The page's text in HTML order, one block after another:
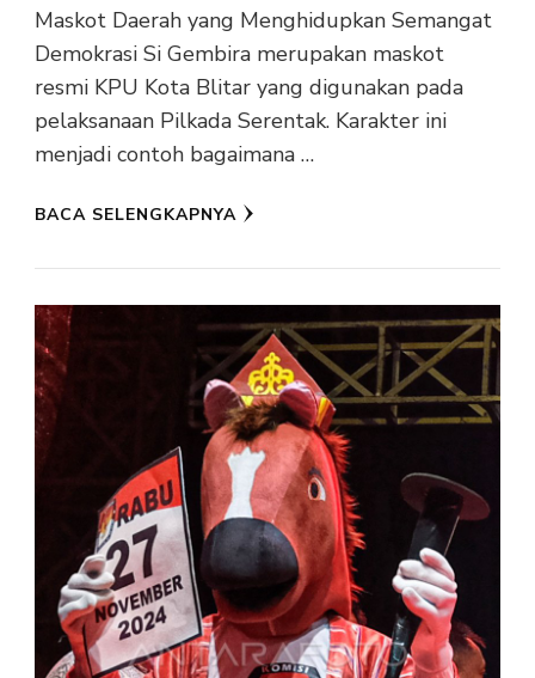
Maskot Daerah yang Menghidupkan Semangat
Demokrasi Si Gembira merupakan maskot
resmi KPU Kota Blitar yang digunakan pada
pelaksanaan Pilkada Serentak. Karakter ini
menjadi contoh bagaimana …
BACA SELENGKAPNYA